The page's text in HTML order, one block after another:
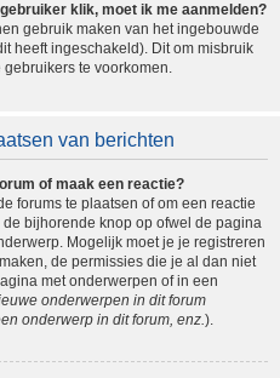
klik, moet ik me aanmelden?
gebruik maken van het ingebouwde
heeft ingeschakeld). Dit om misbruik
te voorkomen.
van berichten
of maak een reactie?
forums te plaatsen of om een reactie
bijhorende knop op ofwel de pagina
Mogelijk moet je je registreren
de permissies die je al dan niet
met onderwerpen of in een
onderwerpen in dit forum
onderwerp in dit forum, enz.).